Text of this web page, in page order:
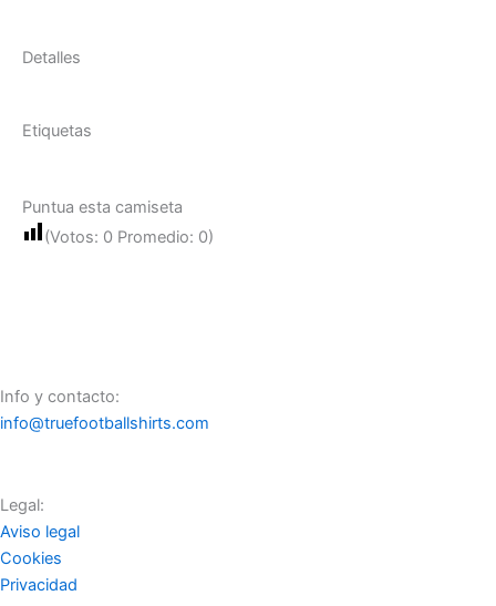
Detalles
Etiquetas
Puntua esta camiseta
(Votos: 0 Promedio: 0)
Info y contacto:
info@truefootballshirts.com
Legal:
Aviso legal
Cookies
Privacidad